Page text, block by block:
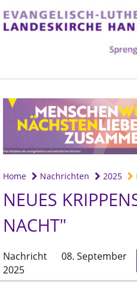
Home Nachrichten 2025
NEUES
NACHT"
Nachricht
08. September
2025